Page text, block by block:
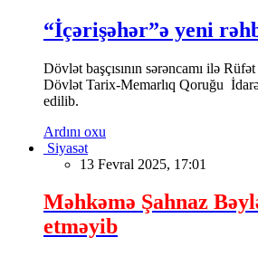
“İçərişəhər”ə yeni
Dövlət başçısının sərəncamı ilə
Dövlət Tarix-Memarlıq Qoruğu
edilib.
Ardını oxu
Siyasət
13 Fevral 2025, 17:01
Məhkəmə Şahnaz
etməyib